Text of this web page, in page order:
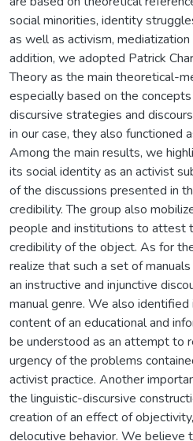
social minorities, identity
as well as activism, mediatization
addition, we adopted Patrick
Theory as the main theoretical-
especially based on the
discursive strategies and
in our case, they also functioned
Among the main results, we
its social identity as an activist
of the discussions presented in
credibility. The group also
people and institutions to attest
credibility of the object. As for
realize that such a set of
an instructive and injunctive
manual genre. We also
content of an educational and
be understood as an attempt to
urgency of the problems
activist practice. Another
the linguistic-discursive
creation of an effect of
delocutive behavior. We believe